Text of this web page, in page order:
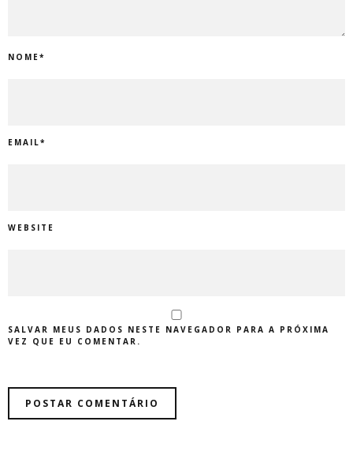
NOME*
EMAIL*
WEBSITE
SALVAR MEUS DADOS NESTE NAVEGADOR PARA A PRÓXIMA
VEZ QUE EU COMENTAR.